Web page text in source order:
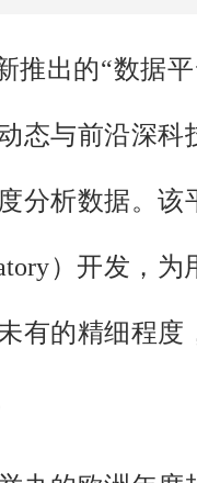
推出的“数据
态与前沿深科
分析数据。该
）开发，
有的精细程度